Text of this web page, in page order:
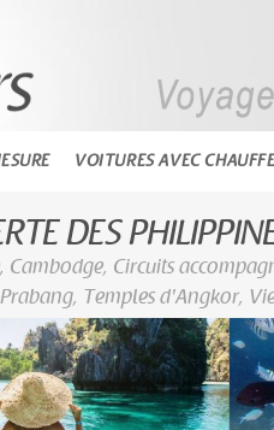
VOITURES AVEC
DES
, Cambodge, Circuits
, Temples d'Angkor,